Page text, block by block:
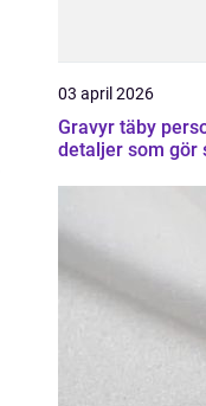
03 april 2026
Gravyr täby personliga
detaljer som gör